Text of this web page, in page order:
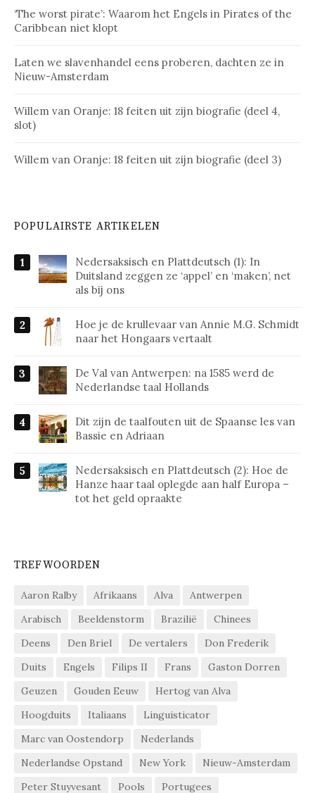
‘The worst pirate’: Waarom het Engels in Pirates of the
Caribbean niet klopt
Laten we slavenhandel eens proberen, dachten ze in
Nieuw-Amsterdam
Willem van Oranje: 18 feiten uit zijn biografie (deel 4,
slot)
Willem van Oranje: 18 feiten uit zijn biografie (deel 3)
POPULAIRSTE ARTIKELEN
Nedersaksisch en Plattdeutsch (1): In
Duitsland zeggen ze ‘appel’ en ‘maken’, net
als bij ons
Hoe je de krullevaar van Annie M.G. Schmidt
naar het Hongaars vertaalt
De Val van Antwerpen: na 1585 werd de
Nederlandse taal Hollands
Dit zijn de taalfouten uit de Spaanse les van
Bassie en Adriaan
Nedersaksisch en Plattdeutsch (2): Hoe de
Hanze haar taal oplegde aan half Europa –
tot het geld opraakte
TREFWOORDEN
Aaron Ralby Afrikaans Alva
Antwerpen
Arabisch
Beeldenstorm Brazilië
Chinees
Deens
Den Briel De vertalers
Don Frederik
Duits
Engels Filips II Frans
Gaston Dorren
Geuzen
Gouden Eeuw
Hertog van Alva
Hoogduits
Italiaans
Linguisticator
Marc van Oostendorp
Nederlands
Nederlandse Opstand
New York
Nieuw-Amsterdam
Peter Stuyvesant
Pools
Portugees